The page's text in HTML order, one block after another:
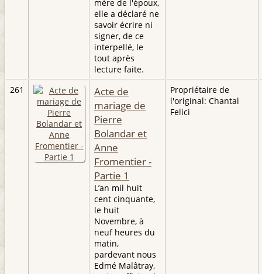
mère de l'époux,
elle a déclaré ne
savoir écrire ni
signer, de ce
interpellé, le
tout après
lecture faite.
261
Acte de
mariage de
Pierre
Bolandar et
Anne
Fromentier -
Partie 1
L’an mil huit
cent cinquante,
le huit
Novembre, à
neuf heures du
matin,
pardevant nous
Edmé Malâtray,
Propriétaire de
l'original: Chantal
Felici